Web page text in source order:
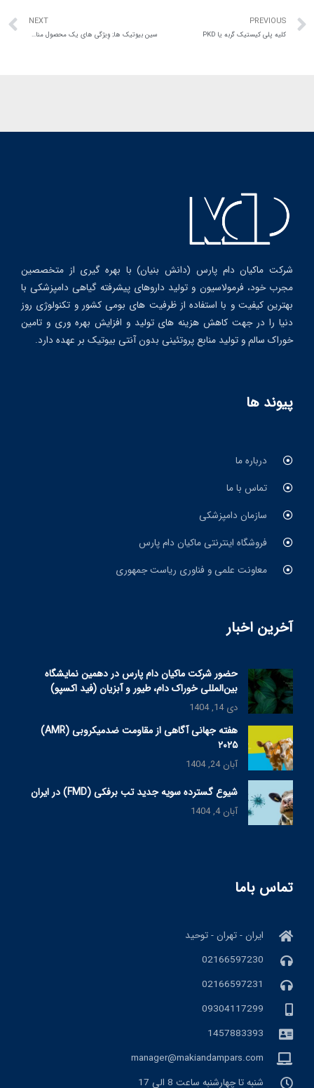
PREVIOUS
کلیه پلی کیستیک گربه یا PKD
NEXT
سین بیوتیک ها; وِیژگی های یک محصول مناسب
شرکت ماکیان دام پارس (دانش بنیان) با بهره گیری از متخصصین
مجرب خود، فرمولاسیون و تولید داروهای پیشرفته گیاهی دامپزشکی با
بهترین کیفیت و با استفاده از ظرفیت های بومی کشور و تکنولوژی روز
دنیا را در جهت کاهش هزینه های تولید و افزایش بهره وری و تامین
خوراک سالم و تولید منابع پروتئینی بدون آنتی بیوتیک بر عهده دارد.
پیوند ها
درباره ما
تماس با ما
سازمان دامپزشکی
فروشگاه اینترنتی ماکیان دام پارس
معاونت علمی و فناوری ریاست جمهوری
آخرین اخبار
حضور شرکت ماکیان دام پارس در دهمین نمایشگاه
بین‌المللی خوراک دام، طیور و آبزیان (فید اکسپو)
دی 14, 1404
هفته جهانی آگاهی از مقاومت ضدمیکروبی (AMR)
۲۰۲۵
آبان 24, 1404
شیوع گسترده سویه جدید تب برفکی (FMD) در ایران
آبان 4, 1404
تماس باما
ایران - تهران - توحید
02166597230
02166597231
09304117299
1457883393
manager@makiandampars.com
شنبه تا چهارشنبه ساعت 8 الی 17